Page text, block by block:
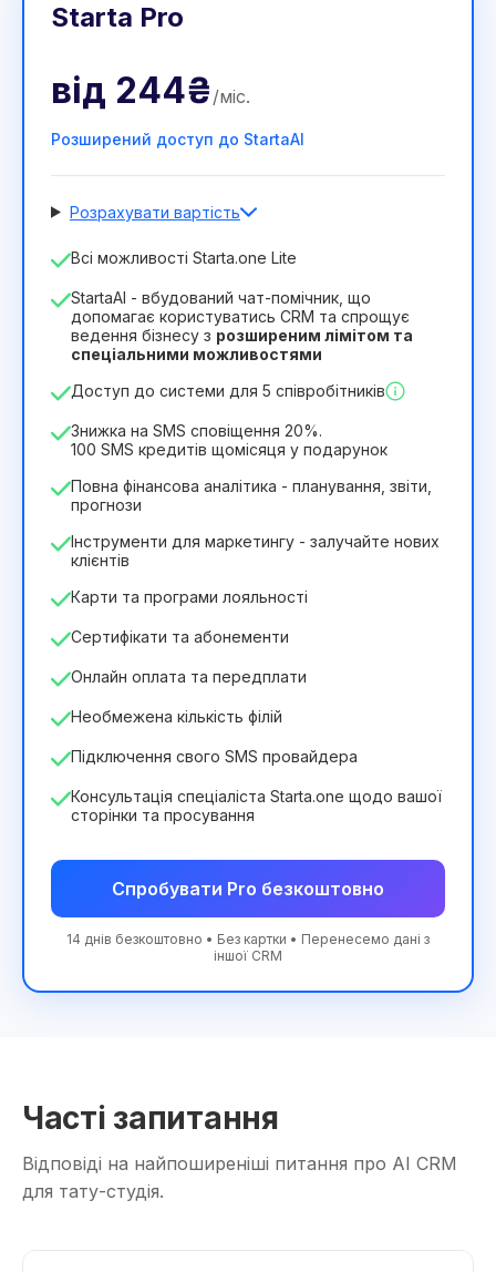
Starta Pro
від 244₴ /міс.
Розширений доступ до StartaAI
Розрахувати вартість
Кількість співробітників
Тривалість ліцензії
12 Months (знижка -25%) Вигідний
349₴ 244₴ /місяць
Всі можливості Starta.one Lite
StartaAI - вбудований чат-помічник, що
допомагає користуватись CRM та спрощує
ведення бізнесу з розширеним лімітом та
спеціальними можливостями
Доступ до системи для 5 співробітників
Знижка на SMS сповіщення 20%.
100 SMS кредитів щомісяця у подарунок
Повна фінансова аналітика - планування, звіти,
прогнози
Інструменти для маркетингу - залучайте нових
клієнтів
Карти та програми лояльності
Сертифікати та абонементи
Онлайн оплата та передплати
Необмежена кількість філій
Підключення свого SMS провайдера
Консультація спеціаліста Starta.one щодо вашої
сторінки та просування
Спробувати Pro безкоштовно
14 днів безкоштовно • Без картки • Перенесемо дані з
іншої CRM
Часті запитання
Відповіді на найпоширеніші питання про AI CRM
для тату-студія.